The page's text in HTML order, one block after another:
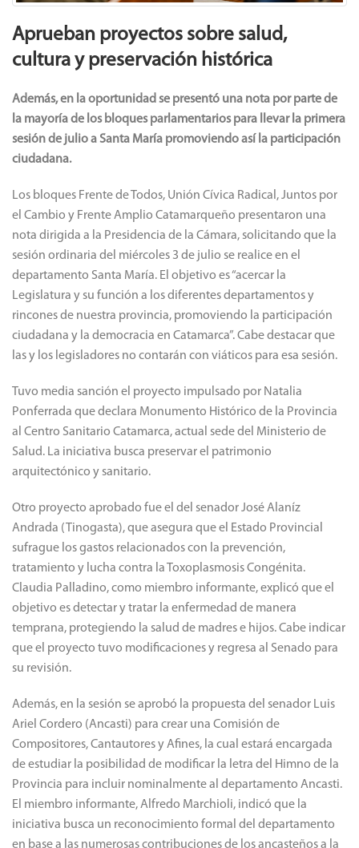
Aprueban proyectos sobre salud,
cultura y preservación histórica
Además, en la oportunidad se presentó una nota por parte de
la mayoría de los bloques parlamentarios para llevar la primera
sesión de julio a Santa María promoviendo así la participación
ciudadana.
Los bloques Frente de Todos, Unión Cívica Radical, Juntos por
el Cambio y Frente Amplio Catamarqueño presentaron una
nota dirigida a la Presidencia de la Cámara, solicitando que la
sesión ordinaria del miércoles 3 de julio se realice en el
departamento Santa María. El objetivo es “acercar la
Legislatura y su función a los diferentes departamentos y
rincones de nuestra provincia, promoviendo la participación
ciudadana y la democracia en Catamarca”. Cabe destacar que
las y los legisladores no contarán con viáticos para esa sesión.
Tuvo media sanción el proyecto impulsado por Natalia
Ponferrada que declara Monumento Histórico de la Provincia
al Centro Sanitario Catamarca, actual sede del Ministerio de
Salud. La iniciativa busca preservar el patrimonio
arquitectónico y sanitario.
Otro proyecto aprobado fue el del senador José Alaníz
Andrada (Tinogasta), que asegura que el Estado Provincial
sufrague los gastos relacionados con la prevención,
tratamiento y lucha contra la Toxoplasmosis Congénita.
Claudia Palladino, como miembro informante, explicó que el
objetivo es detectar y tratar la enfermedad de manera
temprana, protegiendo la salud de madres e hijos. Cabe indicar
que el proyecto tuvo modificaciones y regresa al Senado para
su revisión.
Además, en la sesión se aprobó la propuesta del senador Luis
Ariel Cordero (Ancasti) para crear una Comisión de
Compositores, Cantautores y Afines, la cual estará encargada
de estudiar la posibilidad de modificar la letra del Himno de la
Provincia para incluir nominalmente al departamento Ancasti.
El miembro informante, Alfredo Marchioli, indicó que la
iniciativa busca un reconocimiento formal del departamento
en base a las numerosas contribuciones de los ancasteños a la